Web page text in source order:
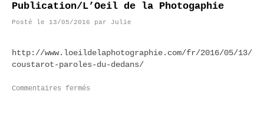
Publication/L’Oeil de la Photogaphie
Posté le 13/05/2016 par Julie
http://www.loeildelaphotographie.com/fr/2016/05/13/
coustarot-paroles-du-dedans/
Commentaires fermés